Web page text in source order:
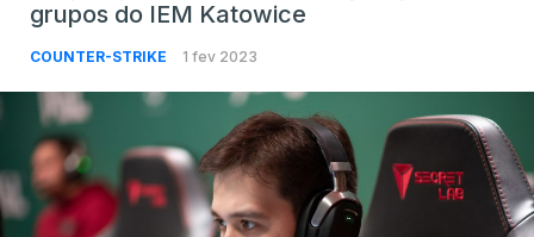
grupos do IEM Katowice
COUNTER-STRIKE 1 fev 2023